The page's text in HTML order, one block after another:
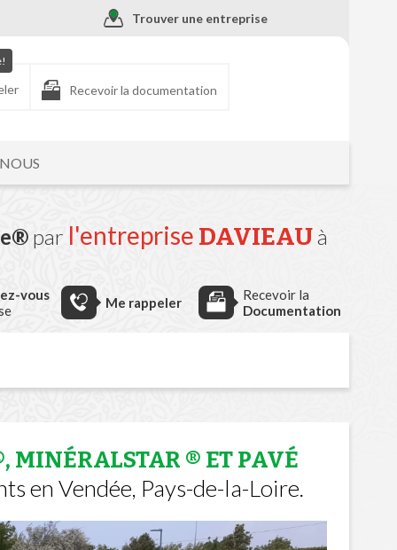
Trouver une entreprise
Recevoir la documentation
par l'entreprise DAVIEAUà
vous
Me rappeler
Recevoir la
Documentation
MINÉRALSTAR ® ET PAVÉ
en Vendée, Pays-de-la-Loire.